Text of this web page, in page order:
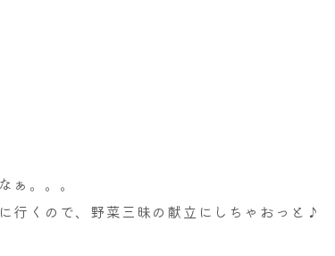
ぁ。。。
行くので、野菜三昧の献立にしちゃおっと♪